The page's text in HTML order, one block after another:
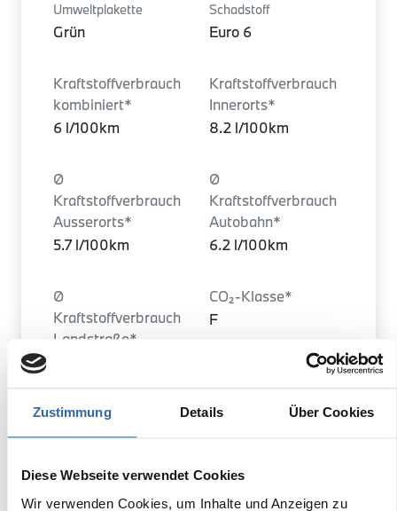
Zustimmung Details Über Cookies
Diese Webseite verwendet Cookies
Wir verwenden Cookies, um Inhalte und Anzeigen zu
Umweltplakette
Grün
Schadstoff
Euro 6
Kraftstoffverbrauch
kombiniert*
6 l/100km
Kraftstoffverbrauch
Innerorts*
8.2 l/100km
Ø
Kraftstoffverbrauch
Ausserorts*
5.7 l/100km
Ø
Kraftstoffverbrauch
Autobahn*
6.2 l/100km
Ø
Kraftstoffverbrauch
Landstraße*
CO₂-Klasse*
F
Ø CO₂ Emissionen
kombiniert*
Türen